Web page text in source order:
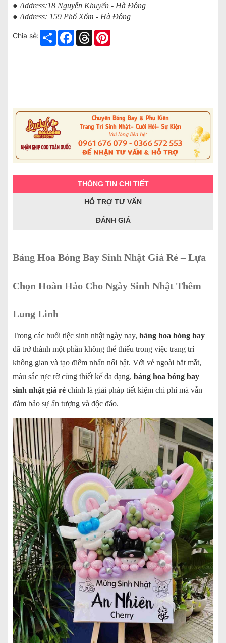
● Address:18 Nguyễn Khuyến - Hà Đông
● Address: 159 Phố Xốm - Hà Đông
Chia sẻ: Share Facebook
Threads
THÔNG TIN CHI TIẾT
HỖ TRỢ TƯ VẤN
ĐÁNH GIÁ
Bảng Hoa Bóng Bay Sinh Nhật Giá Rẻ – Lựa
Chọn Hoàn Hảo Cho Ngày Sinh Nhật Thêm
Lung Linh
Trong các buổi tiệc sinh nhật ngày nay, bảng hoa bóng bay
đã trở thành một phần không thể thiếu trong việc trang trí
không gian và tạo điểm nhấn nổi bật. Với vẻ ngoài bắt mắt,
màu sắc rực rỡ cùng thiết kế đa dạng, bảng hoa bóng bay
sinh nhật giá rẻ chính là giải pháp tiết kiệm chi phí mà vẫn
đảm bảo sự ấn tượng và độc đáo.